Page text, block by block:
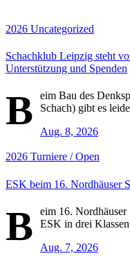
2026 Uncategorized
Schachklub Leipzig steht
Unterstützung und Spenden
B
eim Bau des
Schach) gibt es
Aug. 8, 2026
2026 Turniere / Open
ESK beim 16. Nordhäuser
B
eim 16. Nordhäuser
ESK in drei
Aug. 7, 2026